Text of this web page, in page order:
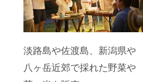
淡路島や佐渡島、新潟県や
八ヶ岳近郊で採れた野菜や